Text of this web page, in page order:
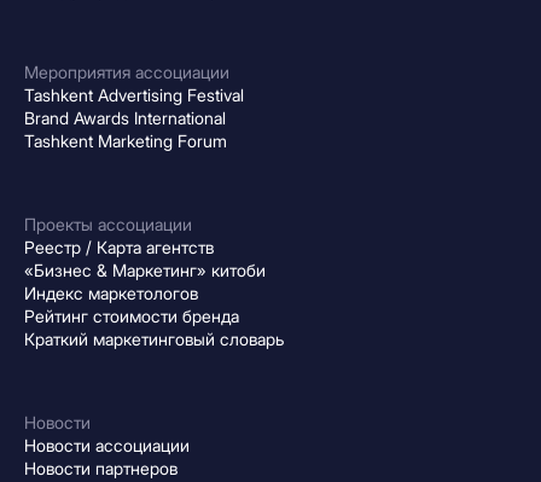
Мероприятия ассоциации
Tashkent Advertising Festival
Brand Awards International
Tashkent Marketing Forum
Проекты ассоциации
Реестр / Карта агентств
«Бизнес & Маркетинг» китоби
Индекс маркетологов
Рейтинг стоимости бренда
Краткий маркетинговый словарь
Новости
Новости ассоциации
Новости партнеров